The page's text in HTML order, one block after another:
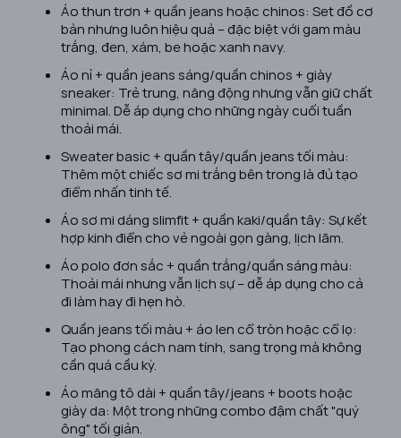
Áo thun trơn + quần jeans hoặc chinos: Set đồ cơ
bản nhưng luôn hiệu quả – đặc biệt với gam màu
trắng, đen, xám, be hoặc xanh navy.
Áo nỉ + quần jeans sáng/quần chinos + giày
sneaker: Trẻ trung, năng động nhưng vẫn giữ chất
minimal. Dễ áp dụng cho những ngày cuối tuần
thoải mái.
Sweater basic + quần tây/quần jeans tối màu:
Thêm một chiếc sơ mi trắng bên trong là đủ tạo
điểm nhấn tinh tế.
Áo sơ mi dáng slimfit + quần kaki/quần tây: Sự kết
hợp kinh điển cho vẻ ngoài gọn gàng, lịch lãm.
Áo polo đơn sắc + quần trắng/quần sáng màu:
Thoải mái nhưng vẫn lịch sự – dễ áp dụng cho cả
đi làm hay đi hẹn hò.
Quần jeans tối màu + áo len cổ tròn hoặc cổ lọ:
Tạo phong cách nam tính, sang trọng mà không
cần quá cầu kỳ.
Áo măng tô dài + quần tây/jeans + boots hoặc
giày da: Một trong những combo đậm chất "quý
ông" tối giản.